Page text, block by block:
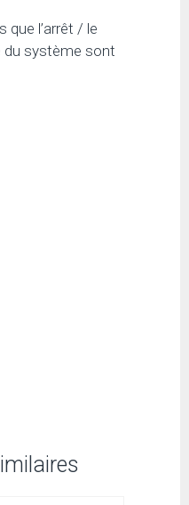
que l’arrêt / le
du système sont